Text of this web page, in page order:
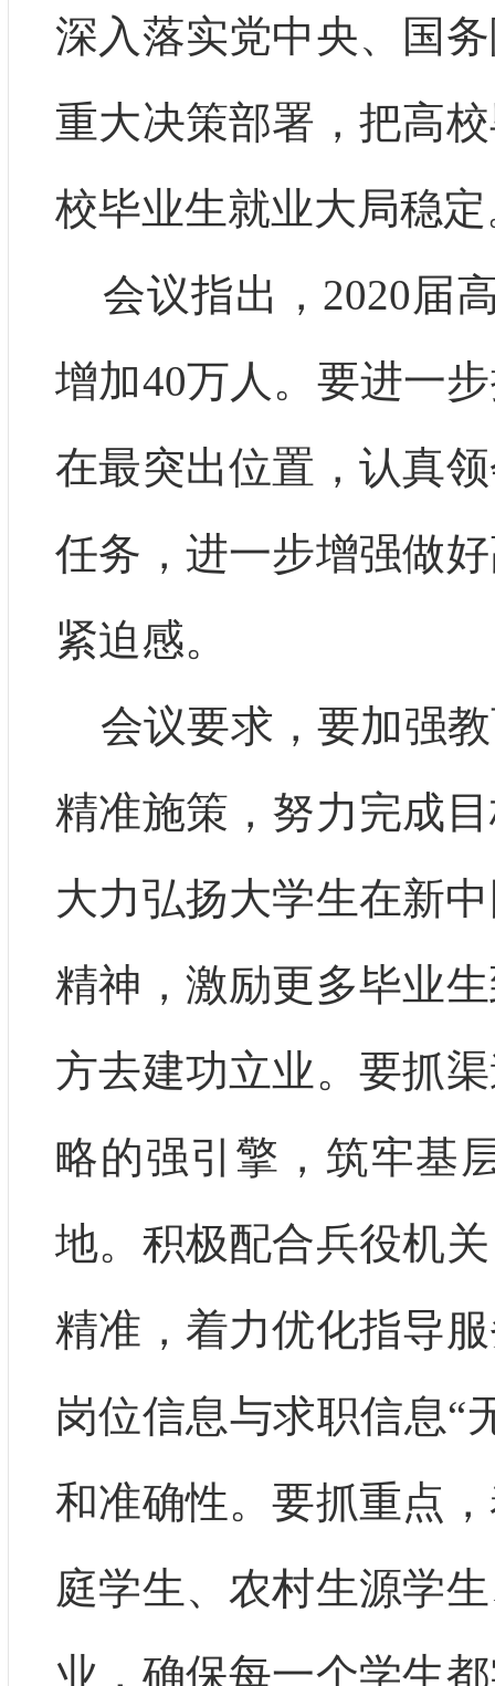
深入落实党中央、国
重大决策部署，把高
校毕业生就业大局稳
会议指出，2020届
增加40万人。要进一
在最突出位置，认真
任务，进一步增强做
紧迫感。
会议要求，要加强教
精准施策，努力完成
大力弘扬大学生在新
精神，激励更多毕业
方去建功立业。要抓
略的强引擎，筑牢基
地。积极配合兵役机
精准，着力优化指导
岗位信息与求职信息“
和准确性。要抓重点
庭学生、农村生源学
业，确保每一个学生